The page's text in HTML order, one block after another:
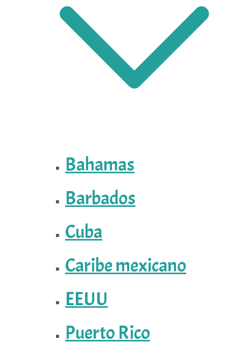
Bahamas
Barbados
Cuba
Caribe mexicano
EEUU
Puerto Rico